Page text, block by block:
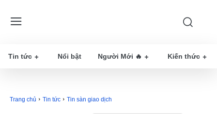
Tin tức Nổi bật Người Mới 🔥 Kiến thức
Trang chủ Tin tức Tin sàn giao dịch